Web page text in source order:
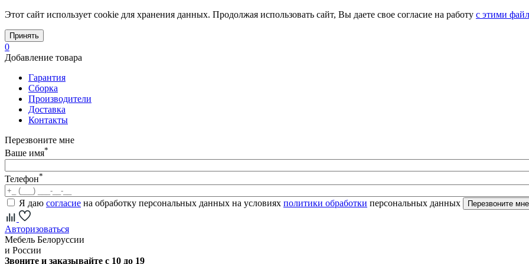
Этот сайт использует cookie для хранения данных. Продолжая использовать сайт, Вы даете свое согласие на работу с этими
Принять
0
Добавление товара
Гарантия
Сборка
Производители
Доставка
Контакты
Перезвоните мне
Ваше имя*
Телефон*
Я даю согласие на обработку персональных данных на условиях политики обработки персональных данных
Авторизоваться
Мебель Белоруссии
и России
Звоните и заказывайте с 10 до 19